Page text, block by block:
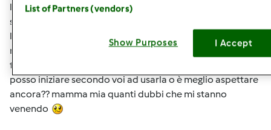
l'impasto ... o magari sbaglio ed è giusto così??? La mia
sembra bella gonfia come quando si fa lievitare il pane o
la pizza. Ieri ho guardato più o meno in quanto tempo
raddoppiava e ci mette circa 3-4 ore ma magari è perchè
faceva più caldo .... boh. non so come comportarmi. E poi
posso iniziare secondo voi ad usarla o è meglio aspettare
ancora?? mamma mia quanti dubbi che mi stanno
venendo
List of Partners (vendors)
Show Purposes I Accept